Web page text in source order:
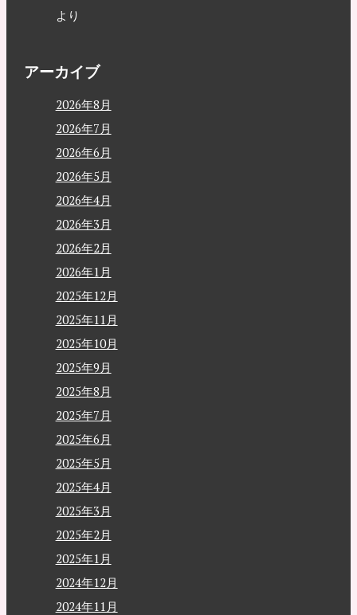
より
アーカイブ
2026年8月
2026年7月
2026年6月
2026年5月
2026年4月
2026年3月
2026年2月
2026年1月
2025年12月
2025年11月
2025年10月
2025年9月
2025年8月
2025年7月
2025年6月
2025年5月
2025年4月
2025年3月
2025年2月
2025年1月
2024年12月
2024年11月